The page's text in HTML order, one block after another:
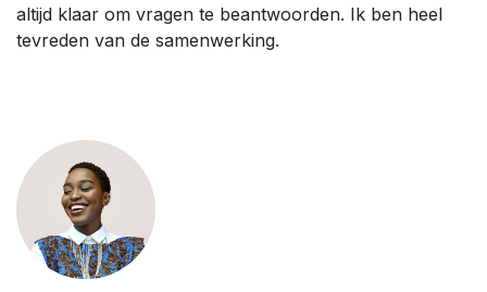
altijd klaar om vragen te beantwoorden. Ik ben heel
tevreden van de samenwerking.